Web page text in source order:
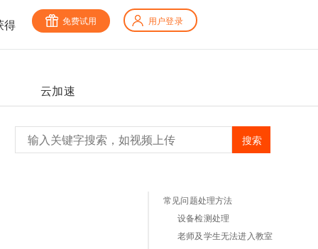
得 免费试用 用户登录
云加速
常见问题处理方法
设备检测处理
老师及学生无法进入教室
搜索